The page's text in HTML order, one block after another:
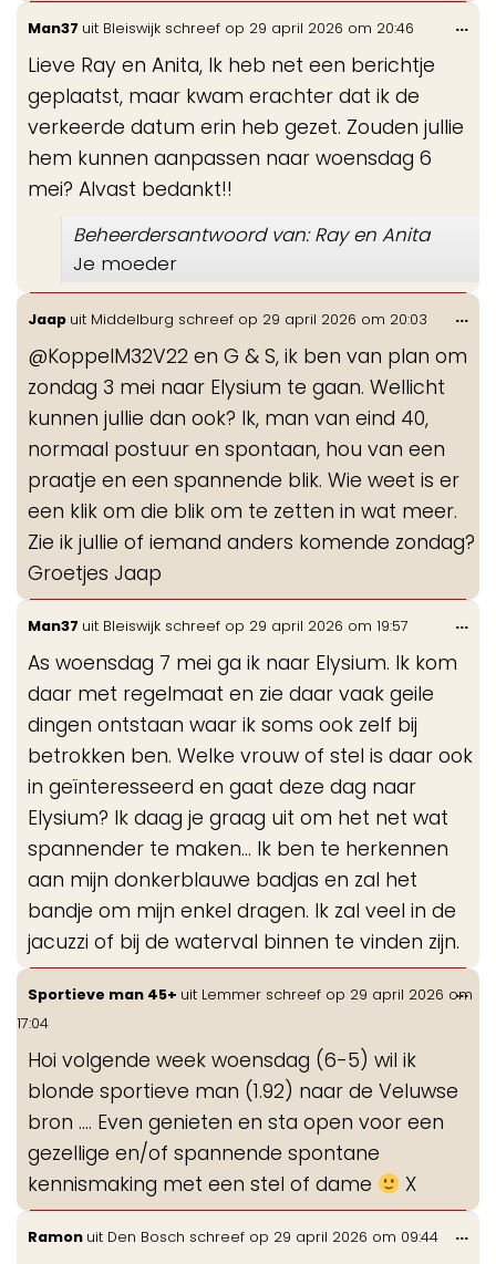
Man37 uit Bleiswijk schreef op 29 april 2026 om 20:46
Lieve Ray en Anita, Ik heb net een berichtje
geplaatst, maar kwam erachter dat ik de
verkeerde datum erin heb gezet. Zouden jullie
hem kunnen aanpassen naar woensdag 6
mei? Alvast bedankt!!
Beheerdersantwoord van: Ray en Anita
Je moeder
...
Jaap uit Middelburg schreef op 29 april 2026 om 20:03
@KoppelM32V22 en G & S, ik ben van plan om
zondag 3 mei naar Elysium te gaan. Wellicht
kunnen jullie dan ook? Ik, man van eind 40,
normaal postuur en spontaan, hou van een
praatje en een spannende blik. Wie weet is er
een klik om die blik om te zetten in wat meer.
Zie ik jullie of iemand anders komende zondag?
Groetjes Jaap
...
Man37 uit Bleiswijk schreef op 29 april 2026 om 19:57
As woensdag 7 mei ga ik naar Elysium. Ik kom
daar met regelmaat en zie daar vaak geile
dingen ontstaan waar ik soms ook zelf bij
betrokken ben. Welke vrouw of stel is daar ook
in geïnteresseerd en gaat deze dag naar
Elysium? Ik daag je graag uit om het net wat
spannender te maken... Ik ben te herkennen
aan mijn donkerblauwe badjas en zal het
bandje om mijn enkel dragen. Ik zal veel in de
jacuzzi of bij de waterval binnen te vinden zijn.
...
Sportieve man 45+ uit Lemmer schreef op 29 april 2026 om
17:04
Hoi volgende week woensdag (6-5) wil ik
blonde sportieve man (1.92) naar de Veluwse
bron …. Even genieten en sta open voor een
gezellige en/of spannende spontane
kennismaking met een stel of dame
X
...
Ramon uit Den Bosch schreef op 29 april 2026 om 09:44 ...